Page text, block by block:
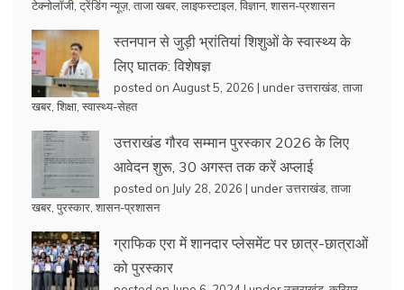
टेक्नोलॉजी ट्रेंडिंग न्यूज़, ताजा खबर लाइफस्टाइल विज्ञान, शासन-प्रशासन
स्तनपान से जुड़ी भ्रांतियां शिशुओं के स्वास्थ्य के
लिए घातक: विशेषज्ञ
posted on August 5, 2026 | underउत्तराखंड ताजा
खबर शिक्षा स्वास्थ्य-सेहत
उत्तराखंड गौरव सम्मान पुरस्कार 2026 के लिए
आवेदन शुरू, 30 अगस्त तक करें अप्लाई
posted on July 28, 2026 | underउत्तराखंड ताजा
खबर पुरस्कार शासन-प्रशासन
ग्राफिक एरा में शानदार प्लेसमेंट पर छात्र-छात्राओं
को पुरस्कार